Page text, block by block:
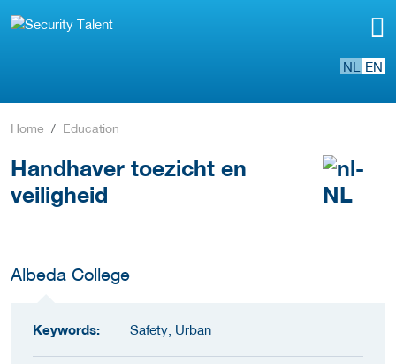
NL EN
Home Education
Handhaver toezicht en
veiligheid
Albeda College
Keywords: Safety, Urban